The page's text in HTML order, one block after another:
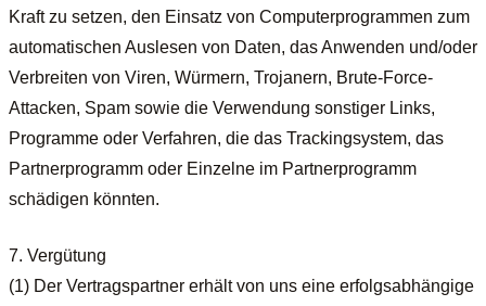
Kraft zu setzen, den Einsatz von Computerprogrammen zum
automatischen Auslesen von Daten, das Anwenden und/oder
Verbreiten von Viren, Würmern, Trojanern, Brute-Force-
Attacken, Spam sowie die Verwendung sonstiger Links,
Programme oder Verfahren, die das Trackingsystem, das
Partnerprogramm oder Einzelne im Partnerprogramm
schädigen könnten.
7. Vergütung
(1) Der Vertragspartner erhält von uns eine erfolgsabhängige